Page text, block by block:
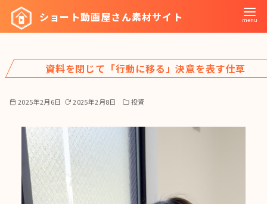
ツ
ショート動画屋さん素材サイト
資料を閉じて「行動に移る」決意を表す仕草
2025年2月6日 2025年2月8日 投資